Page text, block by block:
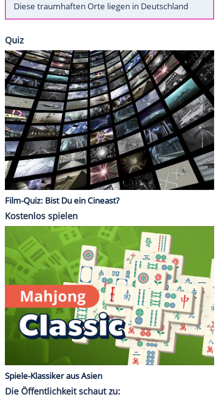
Diese traumhaften Orte liegen in Deutschland
Quiz
Film-Quiz: Bist Du ein Cineast?
Kostenlos spielen
Spiele-Klassiker aus Asien
Die Öffentlichkeit schaut zu: